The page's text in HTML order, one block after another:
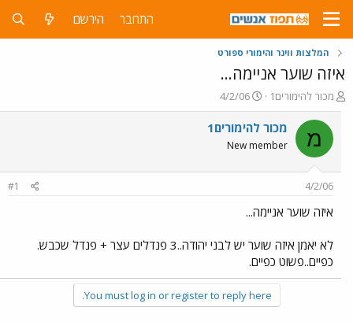
התחבר הירשם
המלצות ווינר והימורי ספורט
איזה שוער אניימה...
פ
ו
ת
ח
ה
ו
ש
א
מכור להימורים1
פ
ו
ר
ם
4/2/06
מ מכור להימורים1
New member
4/2/06
#1
איזה שוער אניימה...
לא יאמן איזה שוער יש לבני יהודה..3 פנדלים עצר + פנדל שכבש.
כפיים..פשוט כפיים.
You must log in or register to reply here.